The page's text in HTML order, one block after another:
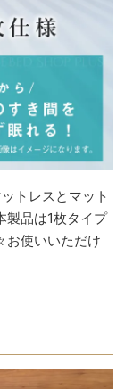
トレスとマット
製品は1枚タイプ
お使いいただけ